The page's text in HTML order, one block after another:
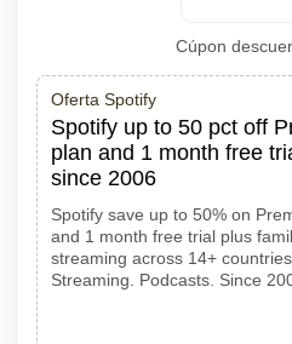
Cúpon
Oferta Spotify
Spotify up to 50 pct off
plan and 1 month free
since 2006
Spotify save up to 50% on
and 1 month free trial plus
streaming across 14+
Streaming. Podcasts. Since